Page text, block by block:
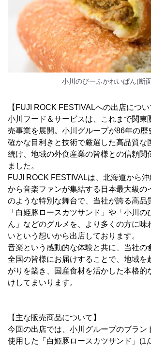
小川のびーふかれいぱん(断
【FUJI ROCK FESTIVALへの出店につい
小川フード＆サービスは、これまで関東
売事業を展開。小川グループが86年の歴
確かな目利きと技術で厳選した高品質な
続け、地域の外食産業の皆様との信頼関
ました。
FUJI ROCK FESTIVALは、北海道から
から音楽ファンが集結する日本最大級の
のような特別な舞台で、当社が誇る高品
「白姫豚ロースカツサンド」や「小川の
ん」などのグルメを、より多くの方に味
いという想いから出店しております。
音楽という感動的な体験と共に、当社の
全国の皆様にお届けすることで、地域を
がりを築き、国産食材を活かした本格的
けしてまいります。
【主な販売商品について】
今回の出店では、小川グループのブラン
使用した「白姫豚ロースカツサンド」